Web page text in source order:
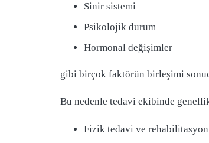
Sinir sistemi
Psikolojik durum
Hormonal değişimler
gibi birçok faktörün birleşimi
Bu nedenle tedavi ekibinde
Fizik tedavi ve rehabilitasyon